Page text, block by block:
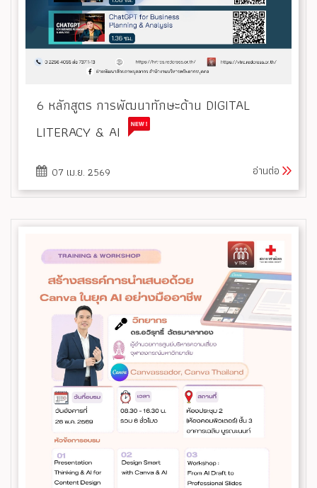
6 หลักสูตร การพัฒนาทักษะด้าน DIGITAL
LITERACY & AI
07 เม.ย. 2569 อ่านต่อ